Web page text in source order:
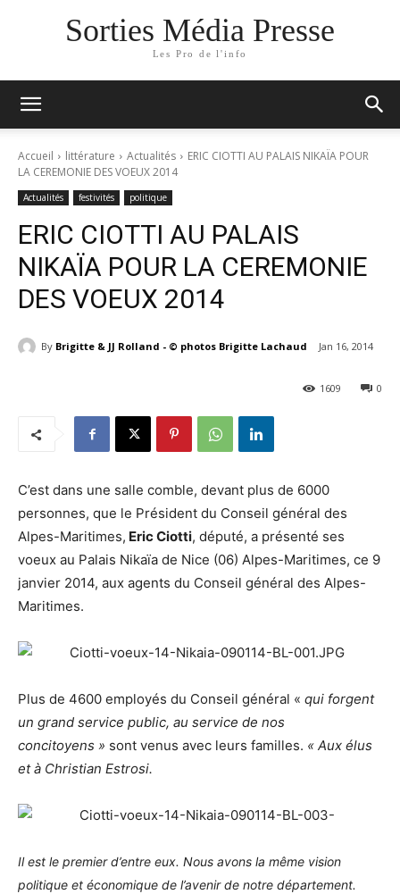
Sorties Média Presse
Les Pro de l'info
Accueil littérature Actualités
ERIC CIOTTI AU PALAIS NIKAÏA POUR
LA CEREMONIE DES VOEUX 2014
Actualités festivités politique
ERIC CIOTTI AU PALAIS
NIKAÏA POUR LA CEREMONIE
DES VOEUX 2014
By Brigitte & JJ Rolland - © photos Brigitte Lachaud Jan 16, 2014
0
1609
C’est dans une salle comble, devant plus de 6000
personnes, que le Président du Conseil général des
Alpes-Maritimes, Eric Ciotti, député, a présenté ses
voeux au Palais Nikaïa de Nice (06) Alpes-Maritimes, ce 9
janvier 2014, aux agents du Conseil général des Alpes-
Maritimes.
Plus de 4600 employés du Conseil général « qui forgent
un grand service public, au service de nos
concitoyens » sont venus avec leurs familles. « Aux élus
et à Christian Estrosi.
Il est le premier d’entre eux. Nous avons la même vision
politique et économique de l’avenir de notre département.